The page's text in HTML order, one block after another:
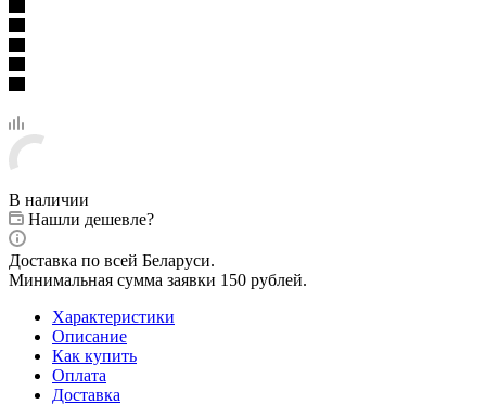
В наличии
Нашли дешевле?
Доставка по всей Беларуси.
Минимальная сумма заявки 150 рублей.
Характеристики
Описание
Как купить
Оплата
Доставка